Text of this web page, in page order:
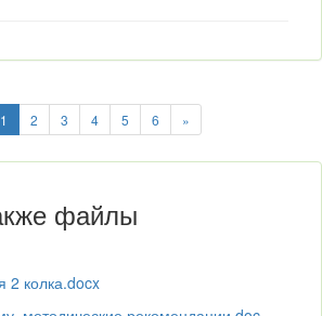
1 2 3 4 5 6 »
файлы
2 колка.docx